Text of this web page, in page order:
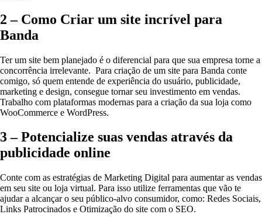
2 – Como Criar um site incrível para
Banda
Ter um site bem planejado é o diferencial para que sua empresa torne a
concorrência irrelevante. Para criação de um site para Banda conte
comigo, só quem entende de experiência do usuário, publicidade,
marketing e design, consegue tornar seu investimento em vendas.
Trabalho com plataformas modernas para a criação da sua loja como
WooCommerce e WordPress.
3 – Potencialize suas vendas através da
publicidade online
Conte com as estratégias de Marketing Digital para aumentar as vendas
em seu site ou loja virtual. Para isso utilize ferramentas que vão te
ajudar a alcançar o seu público-alvo consumidor, como: Redes Sociais,
Links Patrocinados e Otimização do site com o SEO.